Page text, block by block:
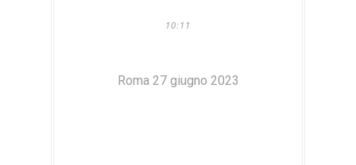
10:11
Roma 27 giugno 2023